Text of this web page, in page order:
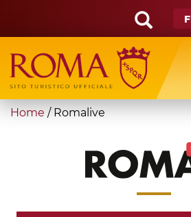
main
content
Search
form
Recherche
You
Home / Romalive